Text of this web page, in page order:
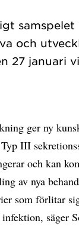
och
ger ny
III
och kan
av nya
som förlitar
säger